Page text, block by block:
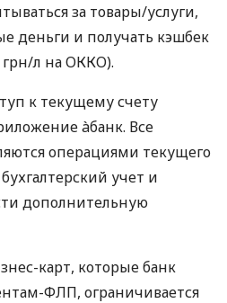
за товары/услуги,
деньги и получать кэшбек
л на ОККО).
к текущему счету
àбанк. Все
операциями текущего
учет и
дополнительную
карт, которые банк
ФЛП, ограничивается